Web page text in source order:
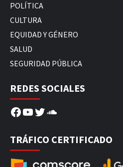
POLÍTICA
CULTURA
EQUIDAD Y GÉNERO
SALUD
SEGURIDAD PÚBLICA
REDES SOCIALES
Facebook
YouTube
Twitter
SoundCloud
TRÁFICO CERTIFICADO